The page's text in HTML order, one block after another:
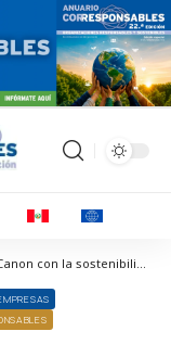
Corresponsables > Noticias > El compromiso de Canon con la sostenibilidad ha sido reconocido en el informe Sustainability Leaders’ Report de Quocirca